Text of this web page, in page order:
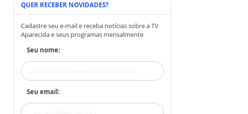
QUER RECEBER NOVIDADES?
Cadastre seu e-mail e receba notícias sobre a TV
Aparecida e seus programas mensalmente
Seu nome:
Seu email: